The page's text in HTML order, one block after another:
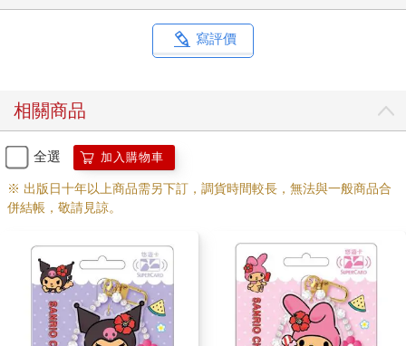
寫評價
相關商品
全選 加入購物車
※ 出版日十年以上商品需另下訂，調貨時間較長，無法與一般商品合
併結帳，敬請見諒。